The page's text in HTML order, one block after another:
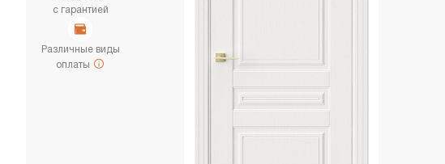
с гарантией
Различные виды
оплаты